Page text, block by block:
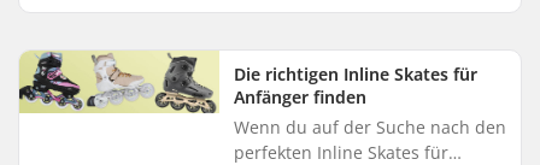
oder suchst du vielleicht nach
Dieser Leitfaden soll dir dab...
Die richtigen Inline Skates für
Anfänger finden
Wenn du auf der Suche nach den
perfekten Inline Skates für